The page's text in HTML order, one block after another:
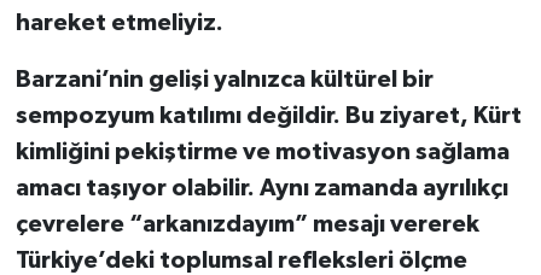
hareket etmeliyiz.
Barzani’nin gelişi yalnızca kültürel bir
sempozyum katılımı değildir. Bu ziyaret, Kürt
kimliğini pekiştirme ve motivasyon sağlama
amacı taşıyor olabilir. Aynı zamanda ayrılıkçı
çevrelere “arkanızdayım” mesajı vererek
Türkiye’deki toplumsal refleksleri ölçme